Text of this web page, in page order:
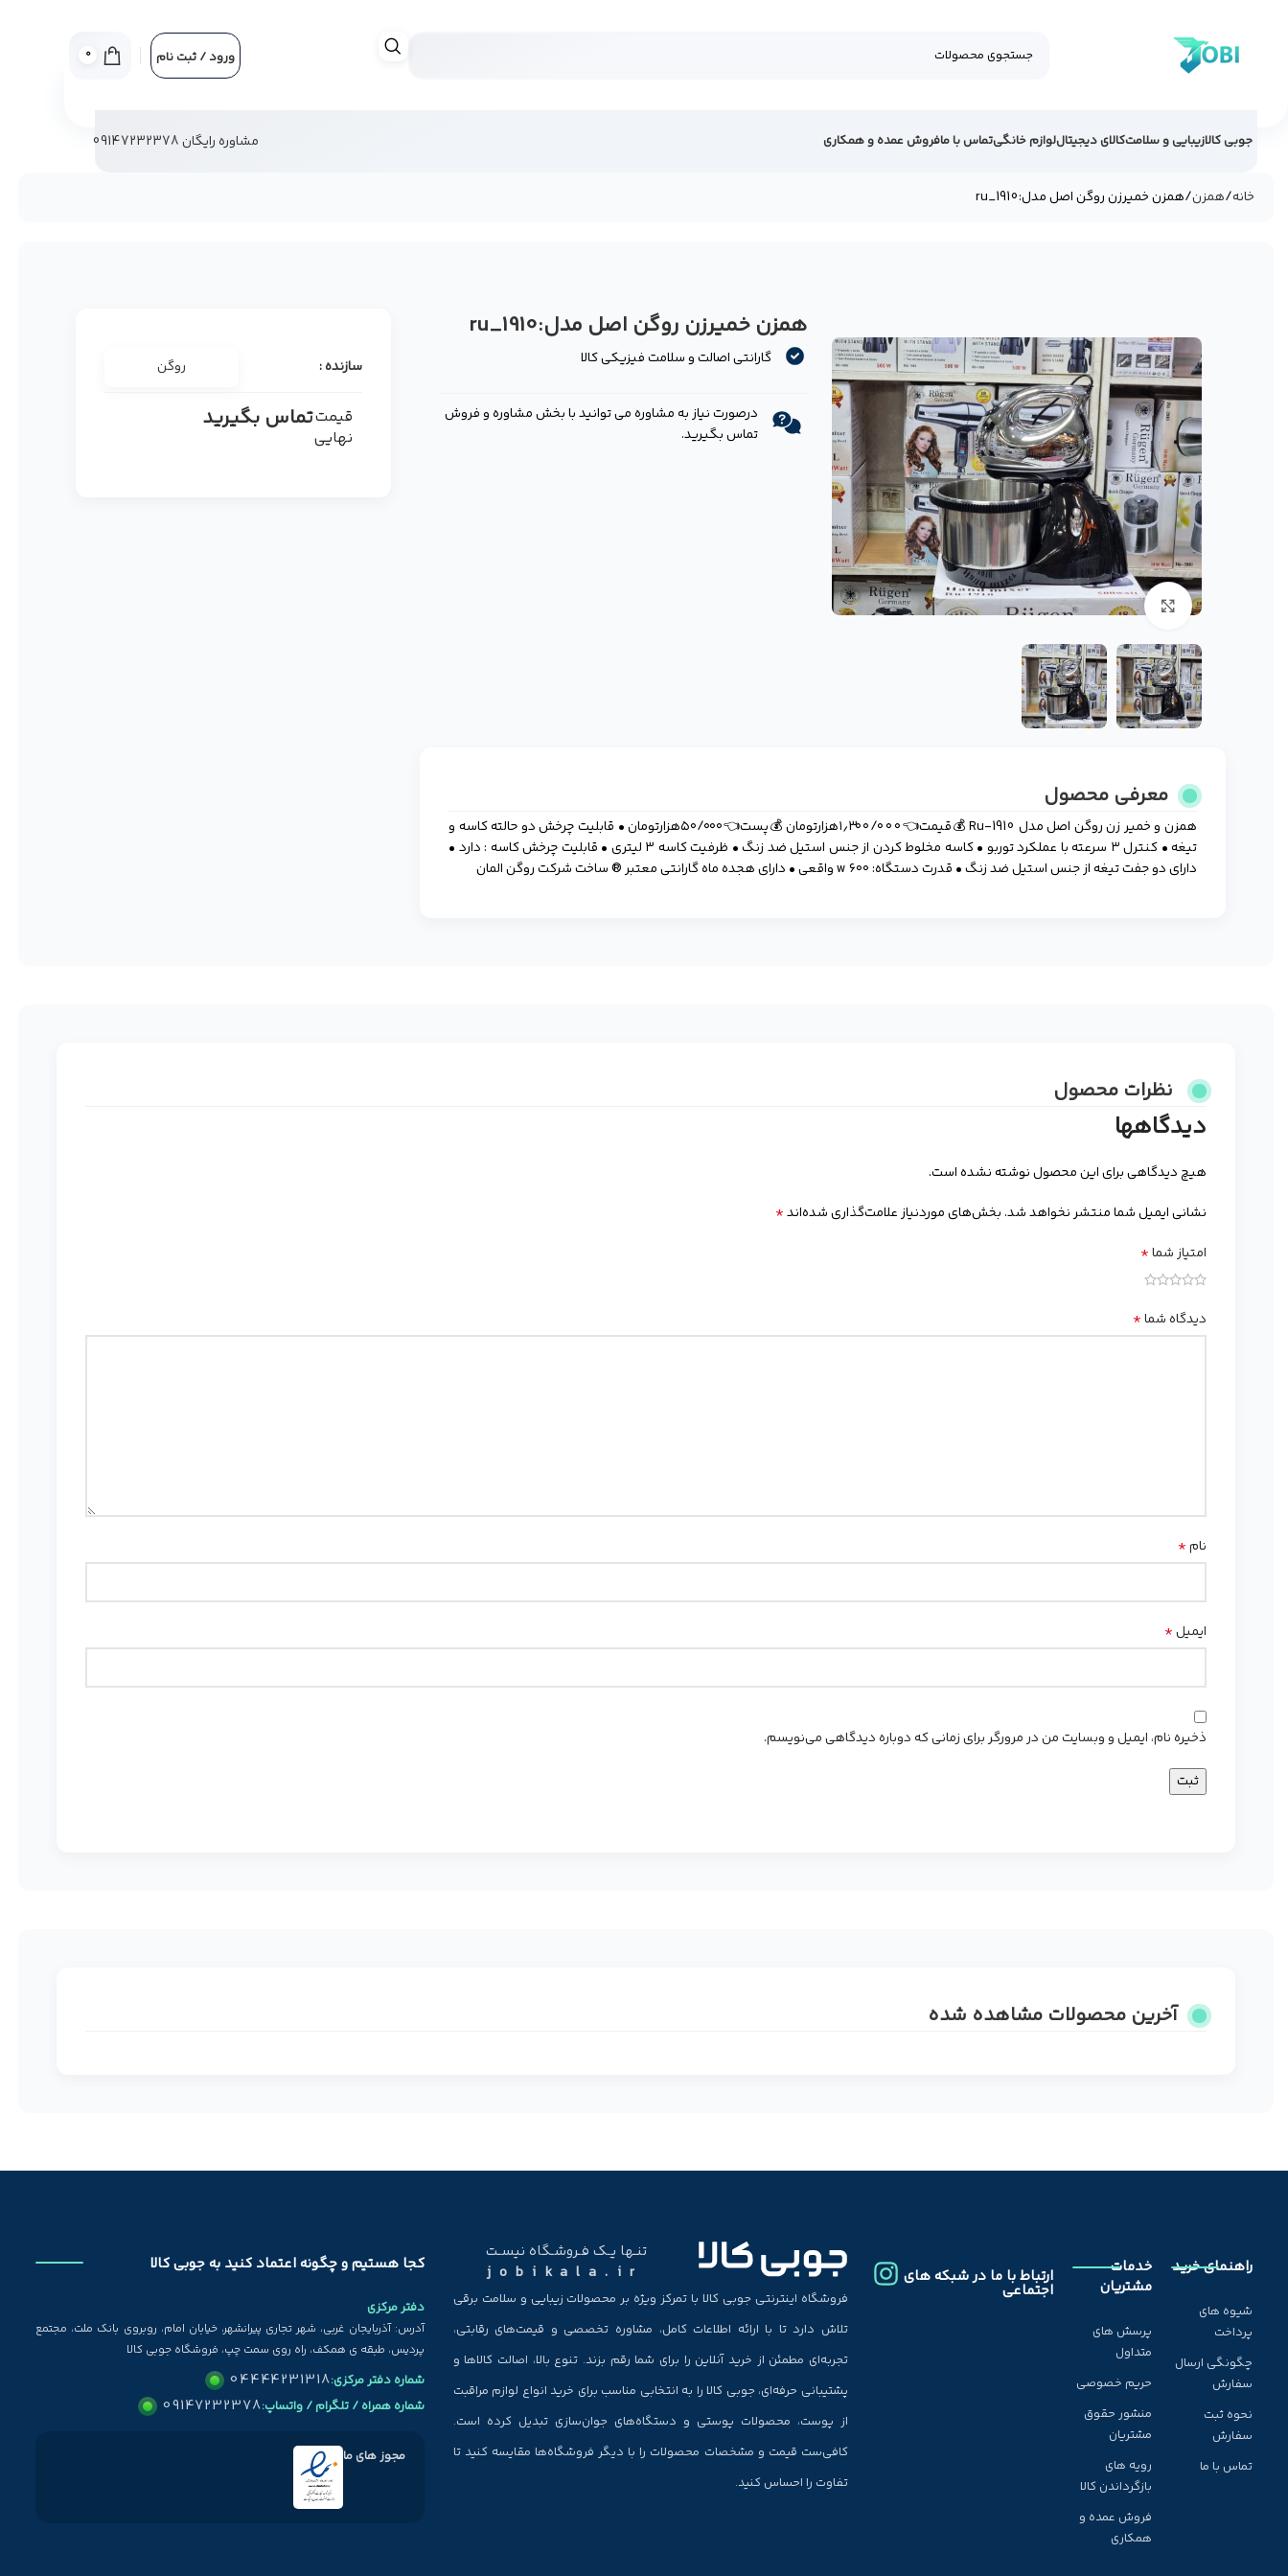
ورود / ثبت نام 0
جوبی کالازیبایی و سلامتکالای دیجیتاللوازم خانگیتماس با مافروش عمده و همکاری مشاوره رایگان 09147232378
خانه همزن همزن خمیرزن روگن اصل مدل:ru_1910
برای بزرگنمایی کلیک کنید
همزن خمیرزن روگن اصل مدل:ru_1910
گارانتی اصالت و سلامت فیزیکی کالا
درصورت نیاز به مشاوره می توانید با بخش مشاوره و فروش
تماس بگیرید.
معرفی محصول
همزن و خمیر زن روگن اصل مدل Ru-1910 💰قیمت👈۱٫۳۰٠/٠٠٠هزارتومان 💰پست👈۵۰/۰۰۰هزارتومان • قابلیت چرخش دو حالته کاسه و
تیغه • کنترل ۳ سرعته با عملکرد توربو • کاسه مخلوط کردن از جنس استیل ضد زنگ • ظرفیت کاسه ۳ لیتری • قابلیت چرخش کاسه : دارد •
دارای دو جفت تیغه از جنس استیل ضد زنگ • قدرت دستگاه: ۶۰۰ w واقعی • دارای هجده ماه گارانتی معتبر ® ساخت شرکت روگن المان
سازنده : روگن
قیمت
نهایی
تماس بگیرید
نظرات محصول
دیدگاهها
هیچ دیدگاهی برای این محصول نوشته نشده است.
نشانی ایمیل شما منتشر نخواهد شد.بخش‌های موردنیاز علامت‌گذاری شده‌اند*
امتیاز شما*
دیدگاه شما*
نام*
ایمیل*
ذخیره نام، ایمیل و وبسایت من در مرورگر برای زمانی که دوباره دیدگاهی می‌نویسم.
آخرین محصولات مشاهده شده
راهنمای خرید
شیوه های
پرداخت
چگونگی ارسال
سفارش
نحوه ثبت
سفارش
تماس با ما
خدمات
مشتریان
پرسش های
متداول
حریم خصوصی
منشور حقوق
مشتریان
رویه های
بازگرداندن کالا
فروش عمده و
همکاری
ارتباط با ما در شبکه های
اجتماعی
تنـها یـک فـروشـگاه نیسـت
jobikala.ir
فروشگاه اینترنتی جوبی کالا با تمرکز ویژه بر محصولات زیبایی و سلامت برقی
تلاش دارد تا با ارائه اطلاعات کامل، مشاوره تخصصی و قیمت‌های رقابتی،
تجربه‌ای مطمئن از خرید آنلاین را برای شما رقم بزند. تنوع بالا، اصالت کالاها و
پشتیبانی حرفه‌ای، جوبی کالا را به انتخابی مناسب برای خرید انواع لوازم مراقبت
از پوست، محصولات پوستی و دستگاه‌های جوان‌سازی تبدیل کرده است.
کافی‌ست قیمت و مشخصات محصولات را با دیگر فروشگاه‌ها مقایسه کنید تا
تفاوت را احساس کنید.
کجا هستیم و چگونه اعتماد کنید به جوبی کالا
دفتر مرکزی
آدرس: آذربایجان غربی، شهر تجاری پیرانشهر، خیابان امام، روبروی بانک ملت، مجتمع
پردیس، طبقه ی همکف، راه روی سمت چپ، فروشگاه جوبی کالا
شماره دفتر مرکزی:04444231318
شماره همراه / تلگرام / واتساپ:09147232378
مجوز های ما